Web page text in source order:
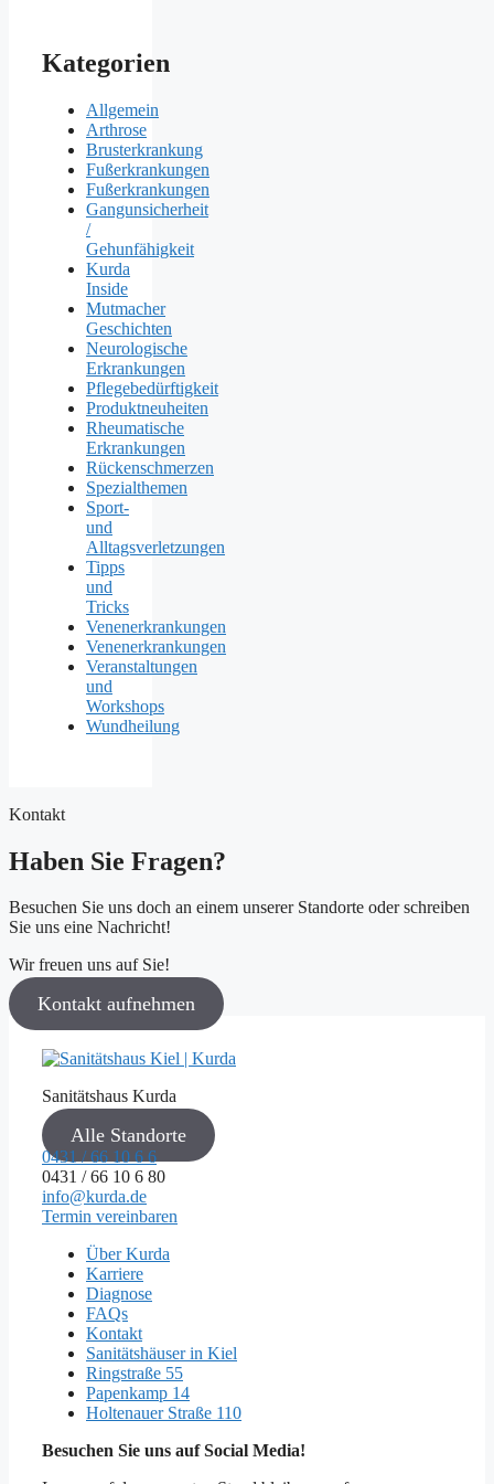
Kategorien
Allgemein
Arthrose
Brusterkrankung
Fußerkrankungen
Fußerkrankungen
Gangunsicherheit
/
Gehunfähigkeit
Kurda
Inside
Mutmacher
Geschichten
Neurologische
Erkrankungen
Pflegebedürftigkeit
Produktneuheiten
Rheumatische
Erkrankungen
Rückenschmerzen
Spezialthemen
Sport-
und
Alltagsverletzungen
Tipps
und
Tricks
Venenerkrankungen
Venenerkrankungen
Veranstaltungen
und
Workshops
Wundheilung
Kontakt
Haben Sie Fragen?
Besuchen Sie uns doch an einem unserer Standorte oder schreiben
Sie uns eine Nachricht!
Wir freuen uns auf Sie!
Kontakt aufnehmen
Sanitätshaus Kurda
Alle Standorte
0431 / 66 10 6 6
0431 / 66 10 6 80
info@kurda.de
Termin vereinbaren
Über Kurda
Karriere
Diagnose
FAQs
Kontakt
Sanitätshäuser in Kiel
Ringstraße 55
Papenkamp 14
Holtenauer Straße 110
Besuchen Sie uns auf Social Media!